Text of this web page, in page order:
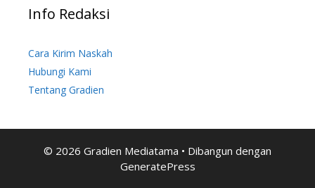
Info Redaksi
Cara Kirim Naskah
Hubungi Kami
Tentang Gradien
© 2026 Gradien Mediatama • Dibangun dengan
GeneratePress